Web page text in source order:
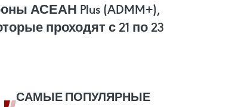
АСЕАН Plus (ADMM+),
проходят с 21 по 23
САМЫЕ ПОПУЛЯРНЫЕ